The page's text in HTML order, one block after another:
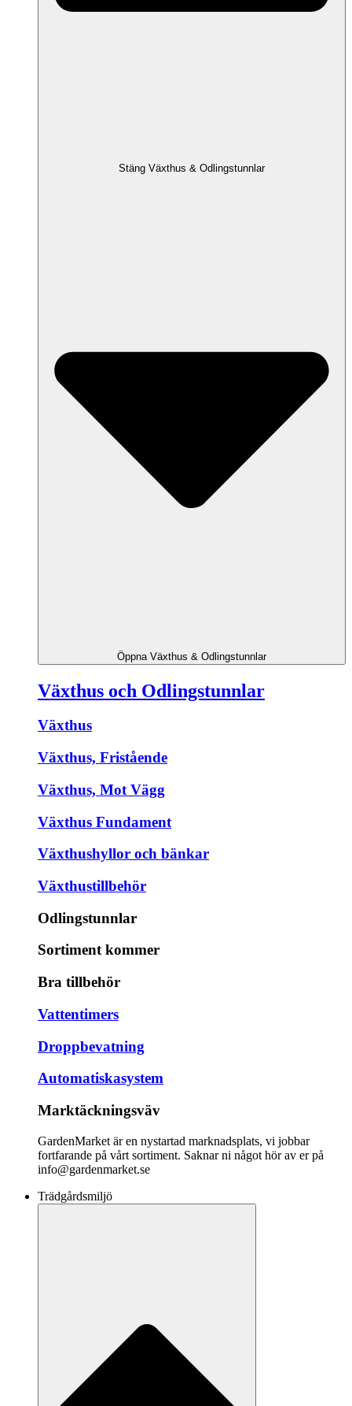
Stäng Växthus & Odlingstunnlar
Öppna Växthus & Odlingstunnlar
Växthus och Odlingstunnlar
Växthus
Växthus, Fristående
Växthus, Mot Vägg
Växthus Fundament
Växthushyllor och bänkar
Växthustillbehör
Odlingstunnlar
Sortiment kommer
Bra tillbehör
Vattentimers
Droppbevatning
Automatiskasystem
Marktäckningsväv
GardenMarket är en nystartad marknadsplats, vi jobbar
fortfarande på vårt sortiment. Saknar ni något hör av er på
info@gardenmarket.se
Trädgårdsmiljö